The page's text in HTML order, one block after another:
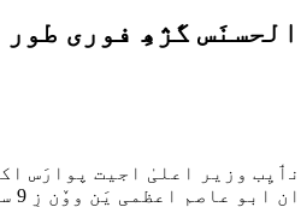
گژھِ فوری
وزیر اعلیٰ اجیت